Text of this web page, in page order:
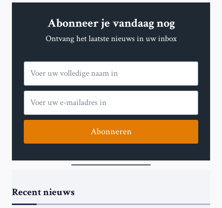
Abonneer je vandaag nog
Ontvang het laatste nieuws in uw inbox
Abonneren
Recent nieuws